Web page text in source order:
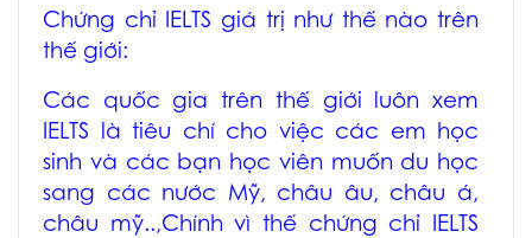
Chứng chỉ IELTS giá trị như thế nào trên
thế giới:
Các quốc gia trên thế giới luôn xem
IELTS là tiêu chí cho việc các em học
sinh và các bạn học viên muốn du học
sang các nước Mỹ, châu âu, châu á,
châu mỹ..,Chính vì thế chứng chỉ IELTS